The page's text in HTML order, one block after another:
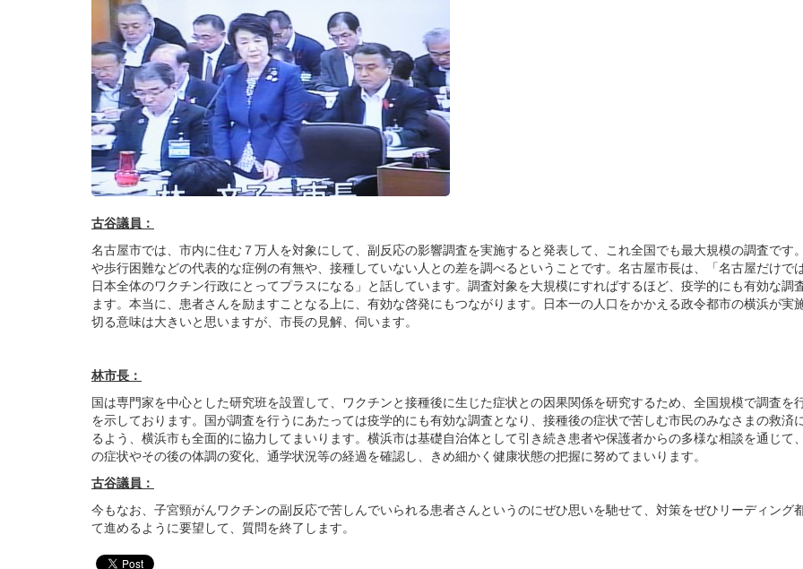
古谷議員：
名古屋市では、市内に住む７万人を対象にして、副反応の影響調査を実施すると発表して、これ全国でも最大規模の調査です
や歩行困難などの代表的な症例の有無や、接種していない人との差を調べるということです。名古屋市長は、「名古屋だけでは
日本全体のワクチン行政にとってプラスになる」と話しています。調査対象を大規模にすればするほど、疫学的にも有効な調
ます。本当に、患者さんを励ますことなる上に、有効な啓発にもつながります。日本一の人口をかかえる政令都市の横浜が実
切る意味は大きいと思いますが、市長の見解、伺います。
林市長：
国は専門家を中心とした研究班を設置して、ワクチンと接種後に生じた症状との因果関係を研究するため、全国規模で調査を
を示しております。国が調査を行うにあたっては疫学的にも有効な調査となり、接種後の症状で苦しむ市民のみなさまの救済
るよう、横浜市も全面的に協力してまいります。横浜市は基礎自治体として引き続き患者や保護者からの多様な相談を通じて
の症状やその後の体調の変化、通学状況等の経過を確認し、きめ細かく健康状態の把握に努めてまいります。
古谷議員：
今もなお、子宮頸がんワクチンの副反応で苦しんでいられる患者さんというのにぜひ思いを馳せて、対策をぜひリーディング
て進めるように要望して、質問を終了します。